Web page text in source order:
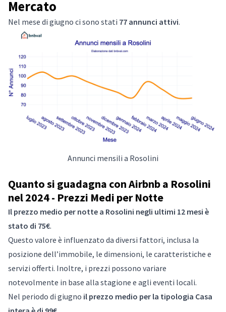
Mercato
Nel mese di giugno ci sono stati 77 annunci attivi.
Annunci mensili a Rosolini
Quanto si guadagna con Airbnb a Rosolini
nel 2024 - Prezzi Medi per Notte
Il prezzo medio per notte a Rosolini negli ultimi 12 mesi è
stato di 75€.
Questo valore è influenzato da diversi fattori, inclusa la
posizione dell’immobile, le dimensioni, le caratteristiche e
servizi offerti. Inoltre, i prezzi possono variare
notevolmente in base alla stagione e agli eventi locali.
Nel periodo di giugno il prezzo medio per la tipologia Casa